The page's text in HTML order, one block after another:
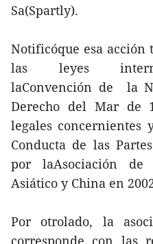
Sa(Spartly).
Notificóque esa acción
las leyes
laConvención de la
Derecho del Mar de
legales concernientes
Conducta de las
por laAsociación de
Asiático y China en
Por otrolado, la
corresponde con las